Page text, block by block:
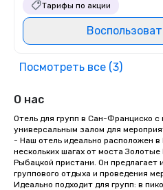
Тарифы по акции
Посмотреть все (3)
О нас
Отель для групп в Сан-Франциско
универсальным залом для
- Наш отель идеально расположен
нескольких шагах от моста
Рыбацкой пристани. Он предлагает
группового отдыха и проведения
Идеально подходит для групп: в